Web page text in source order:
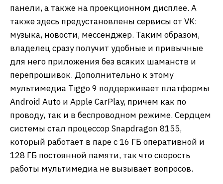
панели, а также на проекционном дисплее. А
также здесь предустановлены сервисы от VK:
музыка, новости, мессенджер. Таким образом,
владелец сразу получит удобные и привычные
для него приложения без всяких шаманств и
перепрошивок. Дополнительно к этому
мультимедиа Tiggo 9 поддерживает платформы
Android Auto и Apple CarPlay, причем как по
проводу, так и в беспроводном режиме. Сердцем
системы стал процессор Snapdragon 8155,
который работает в паре с 16 ГБ оперативной и
128 ГБ постоянной памяти, так что скорость
работы мультимедиа не вызывает вопросов.